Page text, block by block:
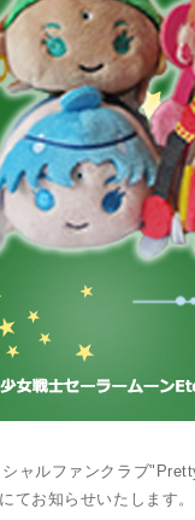
ャルファンクラブ
てお知らせいたします。